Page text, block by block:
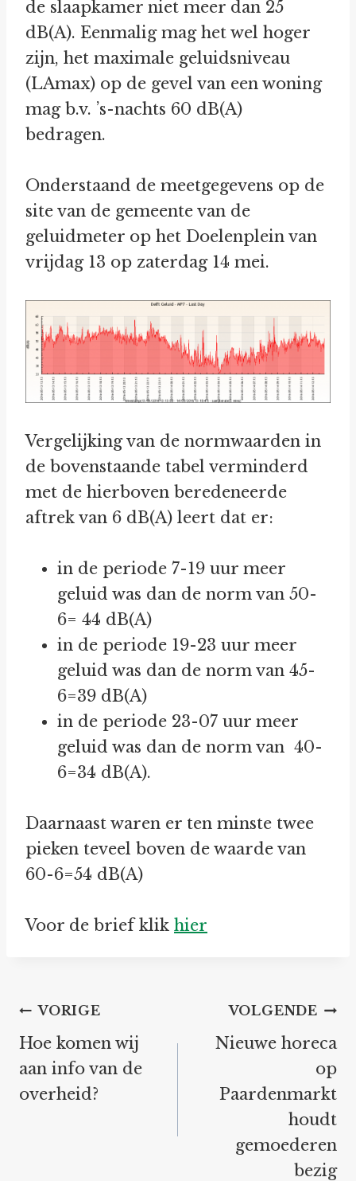
de slaapkamer niet meer dan 25
dB(A). Eenmalig mag het wel hoger
zijn, het maximale geluidsniveau
(LAmax) op de gevel van een woning
mag b.v. ’s-nachts 60 dB(A)
bedragen.
Onderstaand de meetgegevens op de
site van de gemeente van de
geluidmeter op het Doelenplein van
vrijdag 13 op zaterdag 14 mei.
Vergelijking van de normwaarden in
de bovenstaande tabel verminderd
met de hierboven beredeneerde
aftrek van 6 dB(A) leert dat er:
in de periode 7-19 uur meer
geluid was dan de norm van 50-
6= 44 dB(A)
in de periode 19-23 uur meer
geluid was dan de norm van 45-
6=39 dB(A)
in de periode 23-07 uur meer
geluid was dan de norm van 40-
6=34 dB(A).
Daarnaast waren er ten minste twee
pieken teveel boven de waarde van
60-6=54 dB(A)
Voor de brief klik hier
Bericht
navigatie
VORIGE
Hoe komen wij
aan info van de
overheid?
VOLGENDE
Nieuwe horeca
op
Paardenmarkt
houdt
gemoederen
bezig